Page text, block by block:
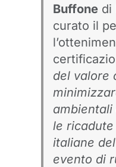
Buffone di
curato il
del valore
le
italiane
evento di